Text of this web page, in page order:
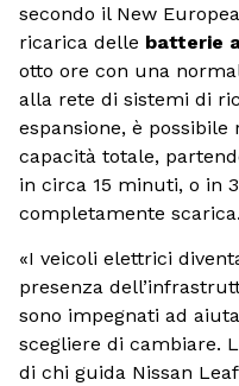
secondo il New
ricarica delle batterie
otto ore con una
alla rete di sistemi di
espansione, è possibile
capacità totale,
in circa 15 minuti, o in
completamente scarica.
«I veicoli elettrici
presenza
sono impegnati ad
scegliere di cambiare.
di chi guida Nissan